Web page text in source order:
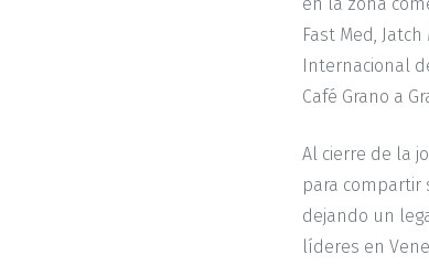
Fast Med,
Internacional
Café Grano a
Al cierre de la
para compartir
dejando un
líderes en